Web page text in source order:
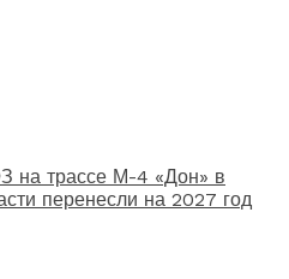
на трассе М-4 «Дон» в
перенесли на 2027 год